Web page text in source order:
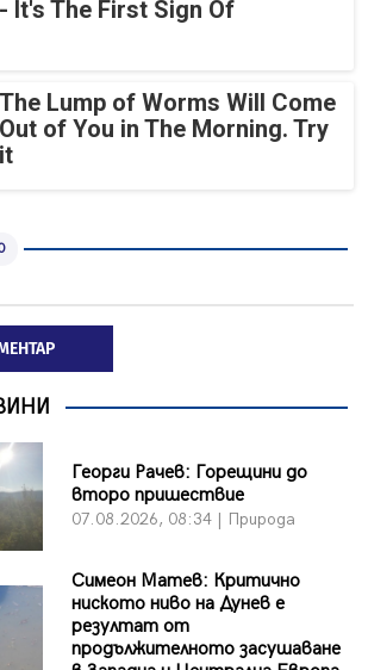
- It's The First Sign Of
The Lump of Worms Will Come
Out of You in The Morning. Try
it
Георги Рачев: Горещини до
второ пришествие
07.08.2026, 08:34 | Природа
Симеон Матев: Критично
ниското ниво на Дунев е
резултат от
продължителното засушаване